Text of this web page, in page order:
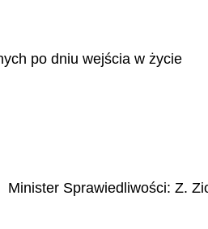
po dniu wejścia w życie
Minister Sprawiedliwości: Z.